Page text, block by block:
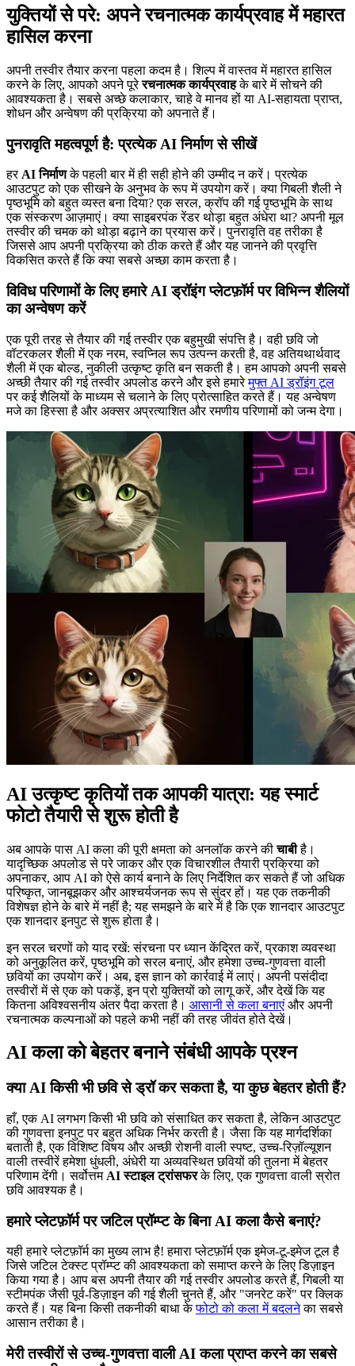
युक्तियों से परे: अपने रचनात्मक कार्यप्रवाह में महारत
हासिल करना
अपनी तस्वीर तैयार करना पहला कदम है। शिल्प में वास्तव में महारत हासिल
करने के लिए, आपको अपने पूरेरचनात्मक कार्यप्रवाहके बारे में सोचने की
आवश्यकता है। सबसे अच्छे कलाकार, चाहे वे मानव हों या AI-सहायता प्राप्त,
शोधन और अन्वेषण की प्रक्रिया को अपनाते हैं।
पुनरावृति महत्वपूर्ण है: प्रत्येक AI निर्माण से सीखें
हर AI निर्माणके पहली बार में ही सही होने की उम्मीद न करें। प्रत्येक
आउटपुट को एक सीखने के अनुभव के रूप में उपयोग करें। क्या गिबली शैली ने
पृष्ठभूमि को बहुत व्यस्त बना दिया? एक सरल, क्रॉप की गई पृष्ठभूमि के साथ
एक संस्करण आज़माएं। क्या साइबरपंक रेंडर थोड़ा बहुत अंधेरा था? अपनी मूल
तस्वीर की चमक को थोड़ा बढ़ाने का प्रयास करें। पुनरावृति वह तरीका है
जिससे आप अपनी प्रक्रिया को ठीक करते हैं और यह जानने की प्रवृत्ति
विकसित करते हैं कि क्या सबसे अच्छा काम करता है।
विविध परिणामों के लिए हमारे AI ड्रॉइंग प्लेटफ़ॉर्म पर विभिन्न शैलियों
का अन्वेषण करें
एक पूरी तरह से तैयार की गई तस्वीर एक बहुमुखी संपत्ति है। वही छवि जो
वॉटरकलर शैली में एक नरम, स्वप्निल रूप उत्पन्न करती है, वह अतियथार्थवाद
शैली में एक बोल्ड, नुकीली उत्कृष्ट कृति बन सकती है। हम आपको अपनी सबसे
अच्छी तैयार की गई तस्वीर अपलोड करने और इसे हमारेमुफ्त AI ड्रॉइंग टूल
पर कई शैलियों के माध्यम से चलाने के लिए प्रोत्साहित करते हैं। यह अन्वेषण
मजे का हिस्सा है और अक्सर अप्रत्याशित और रमणीय परिणामों को जन्म देगा।
AI उत्कृष्ट कृतियों तक आपकी यात्रा: यह स्मार्ट
फोटो तैयारी से शुरू होती है
अब आपके पास AI कला की पूरी क्षमता को अनलॉक करने कीचाबीहै।
यादृच्छिक अपलोड से परे जाकर और एक विचारशील तैयारी प्रक्रिया को
अपनाकर, आप AI को ऐसे कार्य बनाने के लिए निर्देशित कर सकते हैं जो अधिक
परिष्कृत, जानबूझकर और आश्चर्यजनक रूप से सुंदर हों। यह एक तकनीकी
विशेषज्ञ होने के बारे में नहीं है; यह समझने के बारे में है कि एक शानदार आउटपुट
एक शानदार इनपुट से शुरू होता है।
इन सरल चरणों को याद रखें: संरचना पर ध्यान केंद्रित करें, प्रकाश व्यवस्था
को अनुकूलित करें, पृष्ठभूमि को सरल बनाएं, और हमेशा उच्च-गुणवत्ता वाली
छवियों का उपयोग करें। अब, इस ज्ञान को कार्रवाई में लाएं। अपनी पसंदीदा
तस्वीरों में से एक को पकड़ें, इन प्रो युक्तियों को लागू करें, और देखें कि यह
कितना अविश्वसनीय अंतर पैदा करता है। आसानी से कला बनाएं और अपनी
रचनात्मक कल्पनाओं को पहले कभी नहीं की तरह जीवंत होते देखें।
AI कला को बेहतर बनाने संबंधी आपके प्रश्न
क्या AI किसी भी छवि से ड्रॉ कर सकता है, या कुछ बेहतर होती हैं?
हाँ, एक AI लगभग किसी भी छवि को संसाधित कर सकता है, लेकिन आउटपुट
की गुणवत्ता इनपुट पर बहुत अधिक निर्भर करती है। जैसा कि यह मार्गदर्शिका
बताती है, एक विशिष्ट विषय और अच्छी रोशनी वाली स्पष्ट, उच्च-रिज़ॉल्यूशन
वाली तस्वीरें हमेशा धुंधली, अंधेरी या अव्यवस्थित छवियों की तुलना में बेहतर
परिणाम देंगी। सर्वोत्तम AI स्टाइल ट्रांसफरके लिए, एक गुणवत्ता वाली स्रोत
छवि आवश्यक है।
हमारे प्लेटफ़ॉर्म पर जटिल प्रॉम्प्ट के बिना AI कला कैसे बनाएं?
यही हमारे प्लेटफ़ॉर्म का मुख्य लाभ है! हमारा प्लेटफ़ॉर्म एक इमेज-टू-इमेज टूल है
जिसे जटिल टेक्स्ट प्रॉम्प्ट की आवश्यकता को समाप्त करने के लिए डिज़ाइन
किया गया है। आप बस अपनी तैयार की गई तस्वीर अपलोड करते हैं, गिबली या
स्टीमपंक जैसी पूर्व-डिज़ाइन की गई शैली चुनते हैं, और "जनरेट करें" पर क्लिक
करते हैं। यह बिना किसी तकनीकी बाधा केफोटो को कला में बदलनेका सबसे
आसान तरीका है।
मेरी तस्वीरों से उच्च-गुणवत्ता वाली AI कला प्राप्त करने का सबसे